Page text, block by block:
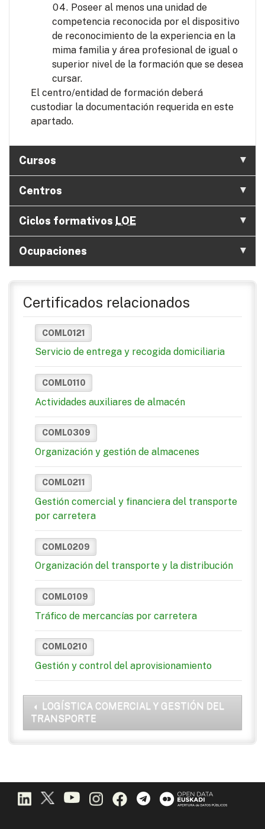
Poseer al menos una unidad de
competencia reconocida por el dispositivo
de reconocimiento de la experiencia en la
mima familia y área profesional de igual o
superior nivel de la formación que se desea
cursar.
El centro/entidad de formación deberá
custodiar la documentación requerida en este
apartado.
Cursos
Centros
Ciclos formativos LOE
Ocupaciones
Certificados relacionados
COML0121
Servicio de entrega y recogida domiciliaria
COML0110
Actividades auxiliares de almacén
COML0309
Organización y gestión de almacenes
COML0211
Gestión comercial y financiera del transporte
por carretera
COML0209
Organización del transporte y la distribución
COML0109
Tráfico de mercancías por carretera
COML0210
Gestión y control del aprovisionamiento
LOGÍSTICA COMERCIAL Y GESTIÓN DEL
TRANSPORTE